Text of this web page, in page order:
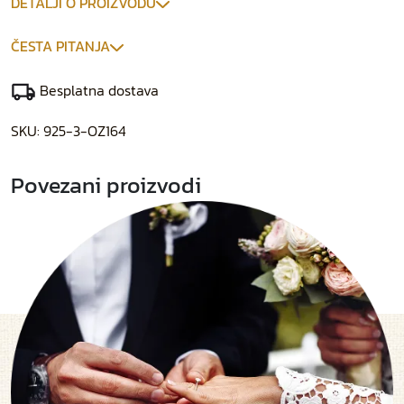
ČESTA PITANJA
Besplatna dostava
SKU: 925-3-OZ164
Povezani proizvodi